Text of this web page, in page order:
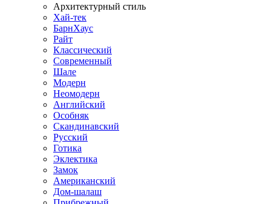
Архитектурный стиль
Хай-тек
БарнХаус
Райт
Классический
Современный
Шале
Модерн
Неомодерн
Английский
Особняк
Скандинавский
Русский
Готика
Эклектика
Замок
Американский
Дом-шалаш